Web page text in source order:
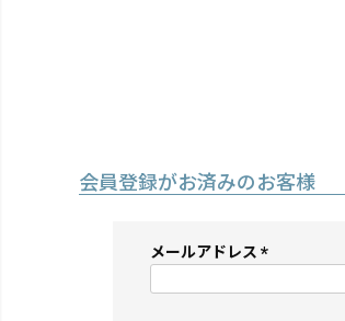
会員登録がお済みのお客様
メールアドレス
須)